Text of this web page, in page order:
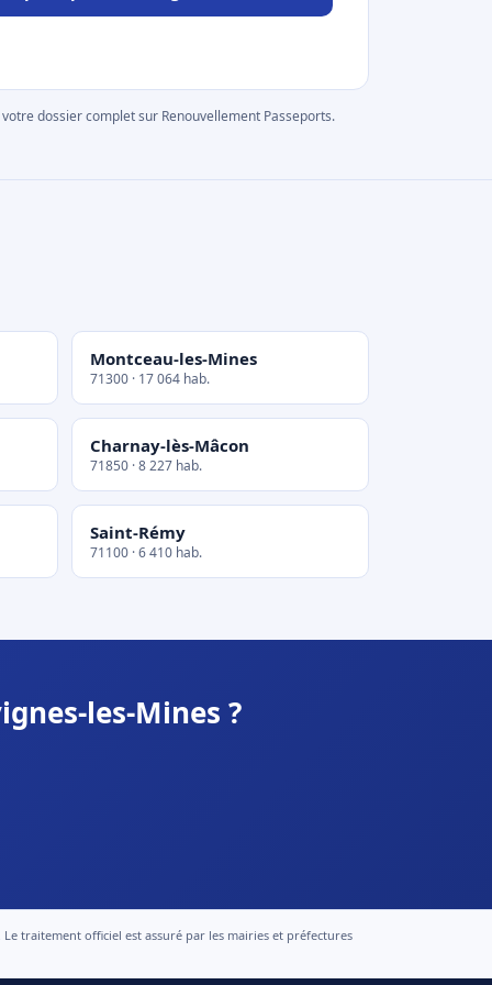
dossier complet sur Renouvellement Passeports.
Montceau-les-Mines
71300 · 17 064 hab.
Charnay-lès-Mâcon
71850 · 8 227 hab.
Saint-Rémy
71100 · 6 410 hab.
les-Mines ?
traitement officiel est assuré par les mairies et préfectures